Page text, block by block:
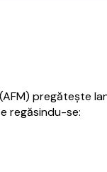
pregăteşte
regăsindu-se: